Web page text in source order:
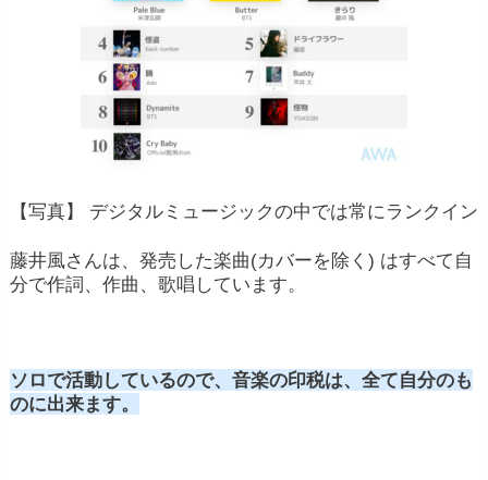
【写真】 デジタルミュージックの中では常にランクイン
藤井風さんは、発売した楽曲(カバーを除く) はすべて自
分で作詞、作曲、歌唱しています。
ソロで活動しているので、音楽の印税は、全て自分のも
のに出来ます。